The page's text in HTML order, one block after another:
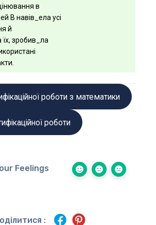
в
В навів_ела усі
й
зробив_ла
роботи з математики
роботи
Feelings
: